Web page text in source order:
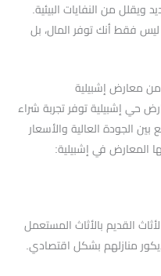
ويقلل من النفايات البيئية.
فقط أنك توفر المال، بل
معارض إشبيلية
حي إشبيلية توفر تجربة شراء
الجودة العالية والأسعار
المعارض في إشبيلية:
القديم بالأثاث المستعمل
منازلهم بشكل اقتصادي.